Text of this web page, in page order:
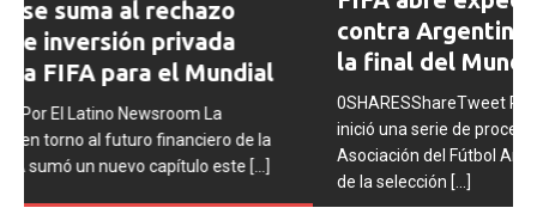
contra Argentina tras los incidentes en
la final del Mundial 2026
0SHARESShareTweet Por El Latino Newsroom La FIFA
inició una serie de procesos disciplinarios contra la
Asociación del Fútbol Argentino (AFA), cuatro integrantes
[...]